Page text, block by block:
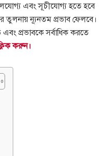
এবং সূচীযোগ্য হতে হবে
তুলনায় ন্যূনতম প্রভাব ফেলবে।
প্রভাবকে সর্বাধিক করতে
করুন।